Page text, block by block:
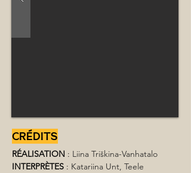
CRÉDITS
RÉALISATION : Liina Triškina-Vanhatalo
INTERPRÈTES : Katariina Unt, Teele